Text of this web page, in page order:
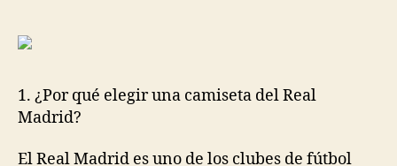
1. ¿Por qué elegir una camiseta del Real
Madrid?
El Real Madrid es uno de los clubes de fútbol